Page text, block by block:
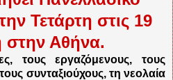
Τετάρτη στις 19
Αθήνα.
τους εργαζόμενους, τους
συνταξιούχους, τη νεολαία